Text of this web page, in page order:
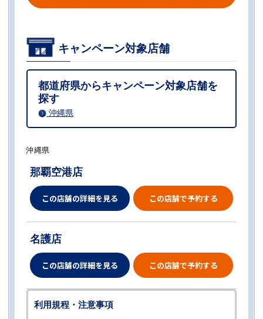
キャンペーン対象店舗
都道府県からキャンペーン対象店舗を
探す
沖縄県
沖縄県
那覇空港店
この店舗の詳細を見る この店舗で予約する
名護店
この店舗の詳細を見る この店舗で予約する
利用規程・注意事項